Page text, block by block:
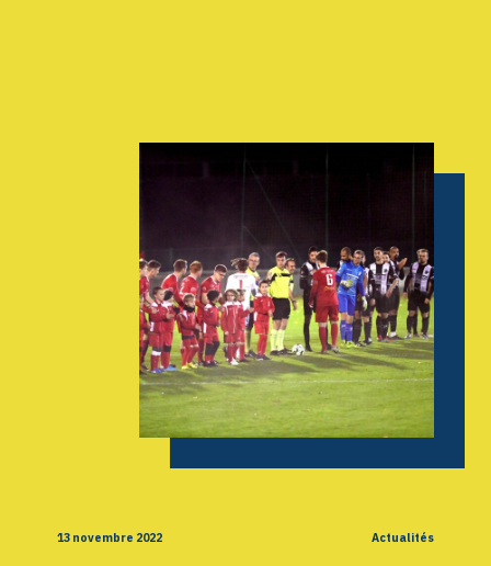
INFOS
CONTACT
13 novembre 2022 Actualités